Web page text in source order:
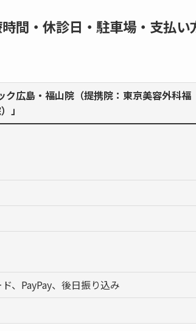
間・休診日・駐車場・支払い
広島・福山院（提携院：東京美容外科福
」
、PayPay、後日振り込み